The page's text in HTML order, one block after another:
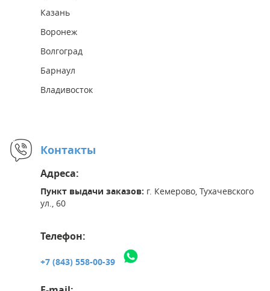
Казань
Воронеж
Волгоград
Барнаул
Владивосток
Контакты
Адреса:
Пункт выдачи заказов: г. Кемерово, Тухачевского
ул., 60
Телефон:
+7 (843) 558-00-39